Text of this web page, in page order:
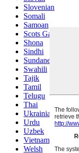
Slovenian
Somali
Samoan
Scots Gaelic
Shona
Sindhi
Sundanese
Swahili
Tajik
Tamil
Telugu
Thai
Ukrainian
Urdu
Uzbek
Vietnamese
Welsh